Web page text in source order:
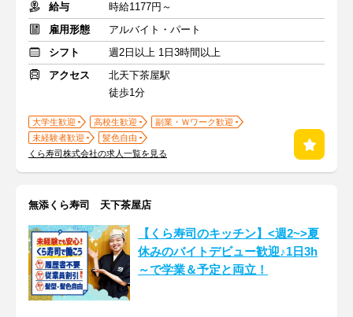
給与
時給1177円～
雇用形態
アルバイト・パート
シフト
週2日以上 1日3時間以上
アクセス
北天下茶屋駅
徒歩1分
大学生歓迎 高校生歓迎
副業・Ｗワーク歓迎
未経験者歓迎
髪色自由
くら寿司株式会社の求人一覧を見る
無添くら寿司 天下茶屋店
【くら寿司のキッチン】<週2~>夏
休みのバイトデビュー歓迎♪1日3h
～で学業＆予定と両立！